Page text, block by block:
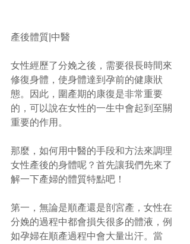
產後體質|中醫
女性經歷了分娩之後，需要很長時間來
修復身體，使身體達到孕前的健康狀
態。因此，圍產期的康復是非常重要
的，可以說在女性的一生中會起到至關
重要的作用。
那麼，如何用中醫的手段和方法來調理
女性產後的身體呢？首先讓我們先來了
解一下產婦的體質特點吧！
第一，無論是順產還是剖宮產，女性在
分娩的過程中都會損失很多的體液，例
如孕婦在順產過程中會大量出汗。當